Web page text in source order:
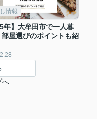
情報
年】大牟田市で一人暮
部屋選びのポイントも紹
へ